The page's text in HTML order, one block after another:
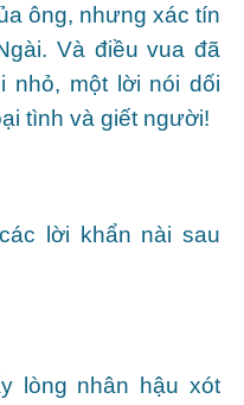
ông, nhưng xác tín
Và điều vua đã
nhỏ, một lời nói dối
tình và giết người!
lời khẩn nài sau
lòng nhân hậu xót